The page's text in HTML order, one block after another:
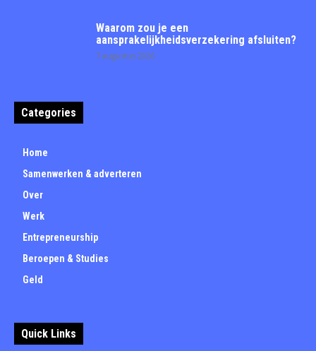
Waarom zou je een
aansprakelijkheidsverzekering afsluiten?
7 augustus 2026
Categories
Home
Samenwerken & adverteren
Over
Werk
Entrepreneurship
Beroepen & Studies
Geld
Quick Links